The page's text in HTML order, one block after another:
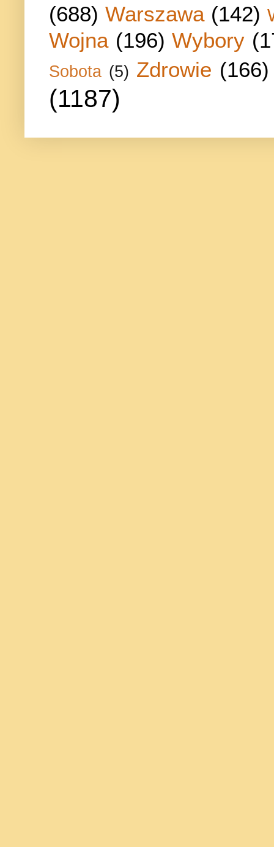
(688) Warszawa (142)
Wojna (196) Wybory
Sobota (5) Zdrowie (166)
(1187)